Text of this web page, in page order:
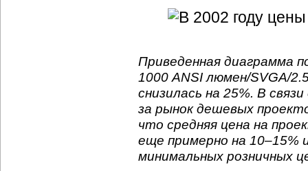
Приведенная диаграмма
1000 ANSI люмен/SVGA/
снизилась на 25%. В
за рынок дешевых
что средняя цена на
еще примерно на 10–15%
минимальных розничных